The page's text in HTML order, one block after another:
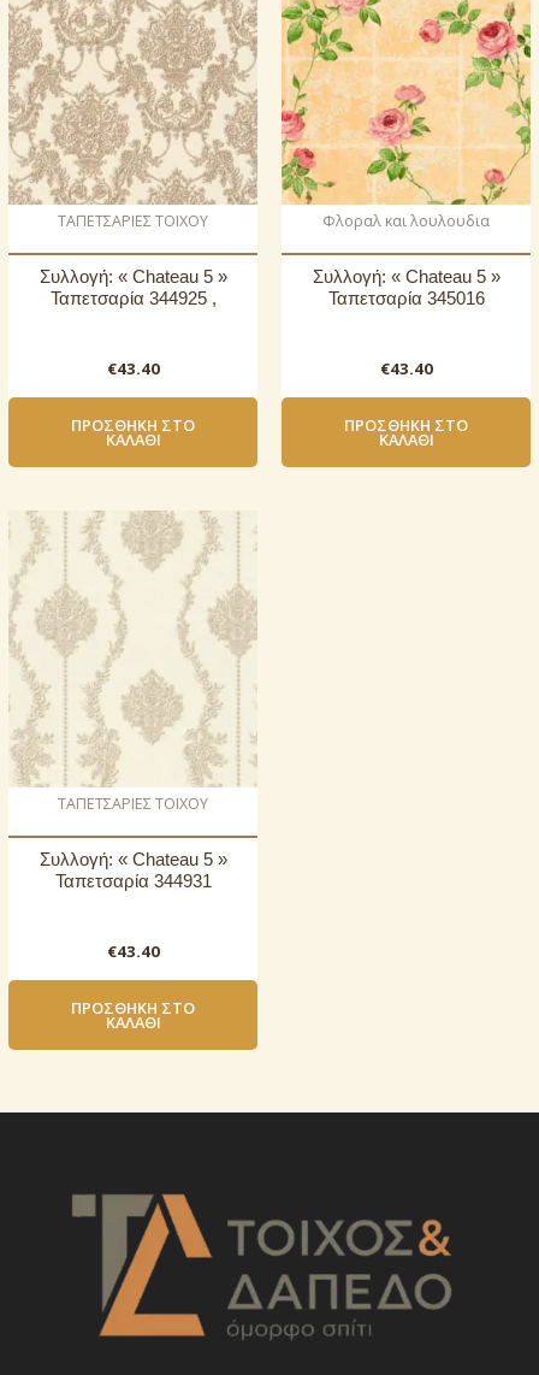
ΤΑΠΕΤΣΑΡΙΕΣ ΤΟΙΧΟΥ
Συλλογή: « Chateau 5 »
Ταπετσαρία 344925 ,
€43.40
ΠΡΟΣΘΉΚΗ ΣΤΟ
ΚΑΛΆΘΙ
Φλοραλ και λουλουδια
Συλλογή: « Chateau 5 »
Ταπετσαρία 345016
€43.40
ΠΡΟΣΘΉΚΗ ΣΤΟ
ΚΑΛΆΘΙ
ΤΑΠΕΤΣΑΡΙΕΣ ΤΟΙΧΟΥ
Συλλογή: « Chateau 5 »
Ταπετσαρία 344931
€43.40
ΠΡΟΣΘΉΚΗ ΣΤΟ
ΚΑΛΆΘΙ